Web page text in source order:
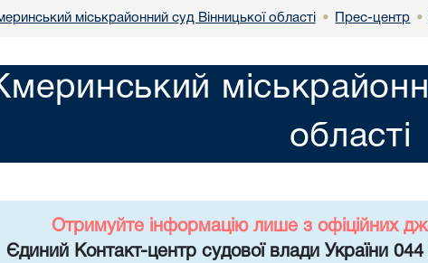
міськрайонний суд Вінницької області • Прес-центр •
області
Отримуйте інформацію лише з офіційних
Єдиний Контакт-центр судової влади України